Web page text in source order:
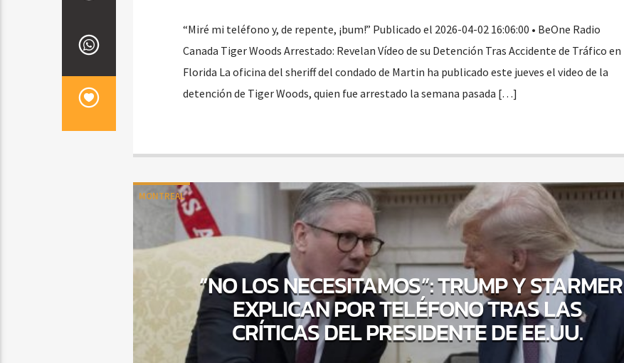
“Miré mi teléfono y, de repente, ¡bum!” Publicado el 2026-04-02 16:06:00 • BeOne Radio
Canada Tiger Woods Arrestado: Revelan Vídeo de su Detención Tras Accidente de Tráfico en
Florida La oficina del sheriff del condado de Martin ha publicado este jueves el video de la
detención de Tiger Woods, quien fue arrestado la semana pasada […]
MONTREAL
“NO LOS NECESITAMOS”: TRUMP Y STARMER
EXPLICAN POR TELÉFONO TRAS LAS
CRÍTICAS DEL PRESIDENTE DE EE.UU.